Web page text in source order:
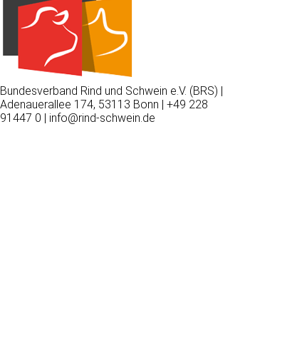
Bundesverband Rind und Schwein e.V. (BRS) |
Adenauerallee 174, 53113 Bonn | +49 228
91447 0 | info@rind-schwein.de